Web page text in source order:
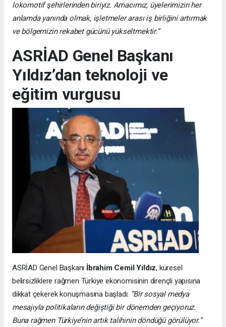
lokomotif şehirlerinden biriyiz. Amacımız, üyelerimizin her
anlamda yanında olmak, işletmeler arası iş birliğini artırmak
ve bölgemizin rekabet gücünü yükseltmektir.”
ASRİAD Genel Başkanı
Yıldız’dan teknoloji ve
eğitim vurgusu
ASRİAD Genel Başkanı İbrahim Cemil Yıldız, küresel
belirsizliklere rağmen Türkiye ekonomisinin dirençli yapısına
dikkat çekerek konuşmasına başladı: “Bir sosyal medya
mesajıyla politikaların değiştiği bir dönemden geçiyoruz.
Buna rağmen Türkiye’nin artık talihinin döndüğü görülüyor.”